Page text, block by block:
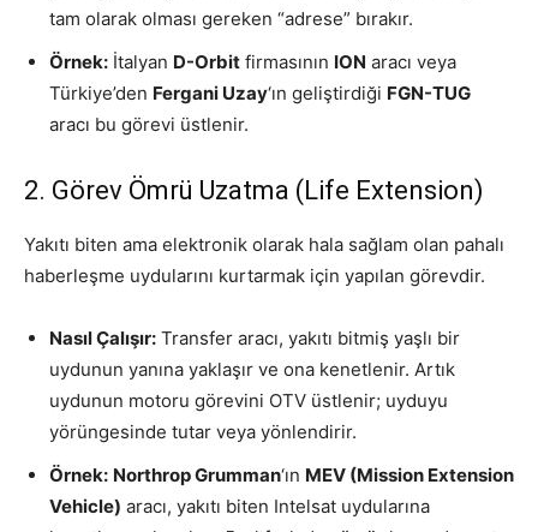
tam olarak olması gereken “adrese” bırakır.
Örnek: İtalyan D-Orbit firmasının ION aracı veya
Türkiye’den Fergani Uzay‘ın geliştirdiği FGN-TUG
aracı bu görevi üstlenir.
2. Görev Ömrü Uzatma (Life Extension)
Yakıtı biten ama elektronik olarak hala sağlam olan pahalı
haberleşme uydularını kurtarmak için yapılan görevdir.
Nasıl Çalışır: Transfer aracı, yakıtı bitmiş yaşlı bir
uydunun yanına yaklaşır ve ona kenetlenir. Artık
uydunun motoru görevini OTV üstlenir; uyduyu
yörüngesinde tutar veya yönlendirir.
Örnek: Northrop Grumman‘ın MEV (Mission Extension
Vehicle) aracı, yakıtı biten Intelsat uydularına